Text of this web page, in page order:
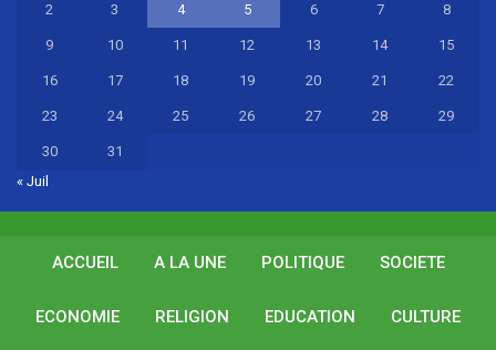
2 3 4 5 6 7 8
9 10 11 12 13 14 15
16 17 18 19 20 21 22
23 24 25 26 27 28 29
30
31
« Juil
ACCUEIL A LA UNE POLITIQUE SOCIETE
ECONOMIE RELIGION EDUCATION CULTURE